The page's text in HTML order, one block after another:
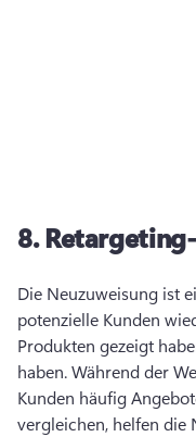
8.
Die Neuzuweisung ist
potenzielle Kunden
Produkten gezeigt
haben. Während der
Kunden häufig
vergleichen, helfen die